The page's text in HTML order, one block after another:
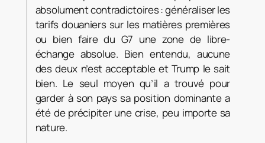
absolument contradictoires : généraliser les
tarifs douaniers sur les matières premières
ou bien faire du G7 une zone de libre-
échange absolue. Bien entendu, aucune
des deux n’est acceptable et Trump le sait
bien. Le seul moyen qu’il a trouvé pour
garder à son pays sa position dominante a
été de précipiter une crise, peu importe sa
nature.